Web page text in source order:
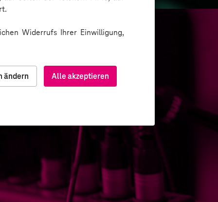
Widerrufs Ihrer Einwilligung,
Alle akzeptieren
ändern